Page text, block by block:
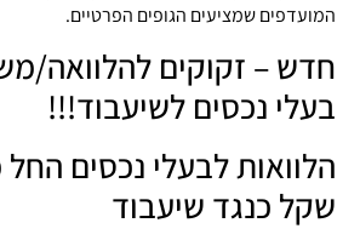
המועדפים שמציעים הגופים הפרטיים.
חדש – זקוקים להלוואה/
בעלי נכסים לשיעבוד!!!
שקל כנגד שיעבוד